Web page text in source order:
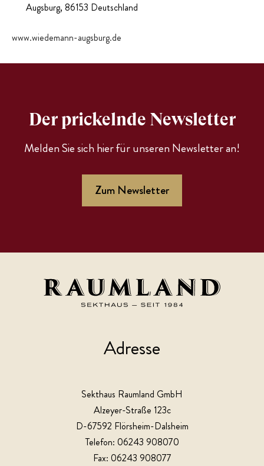
Augsburg, 86153 Deutschland
www.wiedemann-augsburg.de
Der prickelnde Newsletter
Melden Sie sich hier für unseren Newsletter an!
Zum Newsletter
Adresse
Sekthaus Raumland GmbH
Alzeyer-Straße 123c
D-67592 Flörsheim-Dalsheim
Telefon: 06243 908070
Fax: 06243 908077